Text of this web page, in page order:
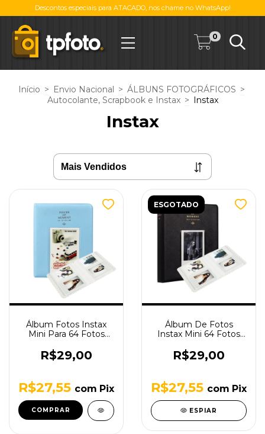
Descontos especiais para ATACADO, nos chame no WhatsApp!
0
Início > Envio Nacional > ÁLBUNS FOTOGRÁFICOS >
Autocolante, Scrapbook e Instax > Instax
Instax
Álbum Fotos Instax
Mini Para 64 Fotos
Azul
R$29,00
R$27,55 com Pix
ESGOTADO
Álbum De Fotos
Instax Mini 64 Fotos
Preto
R$29,00
R$27,55 com Pix
ESPIAR